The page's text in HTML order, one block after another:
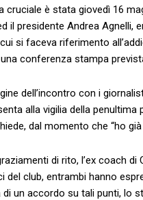
cruciale è stata giovedì 16
il presidente Andrea
si faceva riferimento
conferenza stampa
dell’incontro con i
alla vigilia della penultima
dal momento che “ho già
di rito, l’ex coach
del club, entrambi hanno
di un accordo su tali punti, lo